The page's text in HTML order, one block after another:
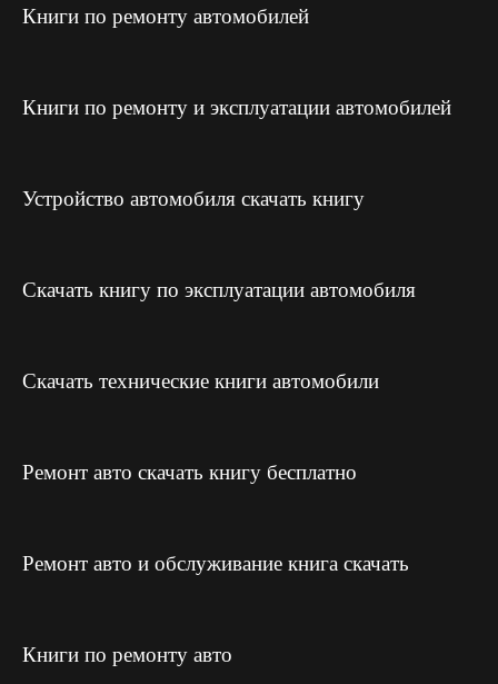
Книги по ремонту автомобилей
Книги по ремонту и эксплуатации автомобилей
Устройство автомобиля скачать книгу
Скачать книгу по эксплуатации автомобиля
Скачать технические книги автомобили
Ремонт авто скачать книгу бесплатно
Ремонт авто и обслуживание книга скачать
Книги по ремонту авто